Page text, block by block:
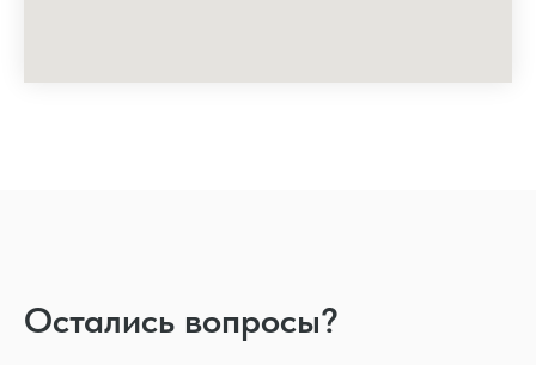
Остались вопросы?